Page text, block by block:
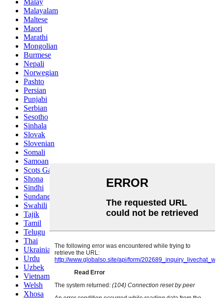
Malayalam
Maltese
Maori
Marathi
Mongolian
Burmese
Nepali
Norwegian
Pashto
Persian
Punjabi
Serbian
Sesotho
Sinhala
Slovak
Slovenian
Somali
Samoan
Scots Gaelic
Shona
Sindhi
Sundanese
Swahili
Tajik
Tamil
Telugu
Thai
Ukrainian
Urdu
Uzbek
Vietnamese
Welsh
Xhosa